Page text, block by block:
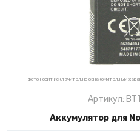
фото носит исключительно ознакомительный
Артикул:
Аккумулятор для